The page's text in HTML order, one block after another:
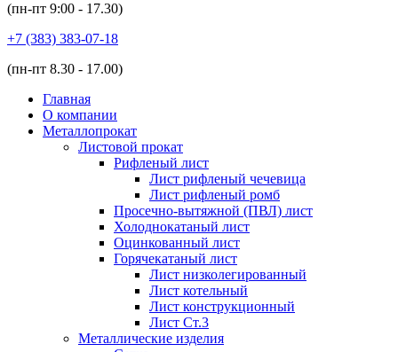
(пн-пт 9:00 - 17.30)
+7 (383) 383-07-18
(пн-пт 8.30 - 17.00)
Главная
О компании
Металлопрокат
Листовой прокат
Рифленый лист
Лист рифленый чечевица
Лист рифленый ромб
Просечно-вытяжной (ПВЛ) лист
Холоднокатаный лист
Оцинкованный лист
Горячекатаный лист
Лист низколегированный
Лист котельный
Лист конструкционный
Лист Ст.3
Металлические изделия